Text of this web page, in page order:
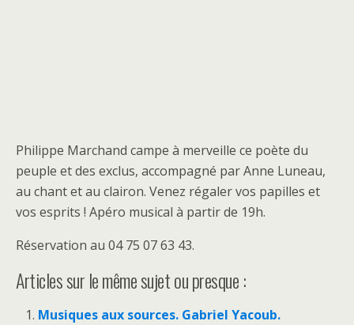
Philippe Marchand campe à merveille ce poète du
peuple et des exclus, accompagné par Anne Luneau,
au chant et au clairon. Venez régaler vos papilles et
vos esprits ! Apéro musical à partir de 19h.
Réservation au 04 75 07 63 43.
Articles sur le même sujet ou presque :
Musiques aux sources. Gabriel Yacoub.